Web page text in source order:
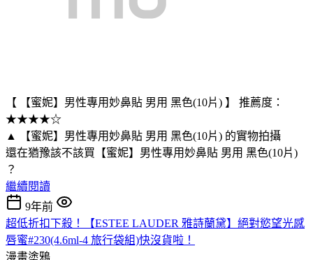
【 【蜜妮】男性專用妙鼻貼 男用 黑色(10片) 】 推薦度：
★★★★☆
▲ 【蜜妮】男性專用妙鼻貼 男用 黑色(10片) 的實物拍攝
還在猶豫該不該買【蜜妮】男性專用妙鼻貼 男用 黑色(10片)
？
繼續閱讀
9年前
超低折扣下殺！【ESTEE LAUDER 雅詩蘭黛】絕對慾望光感
唇蜜#230(4.6ml-4 旅行袋組)快沒貨啦！
漫畫塗鴉